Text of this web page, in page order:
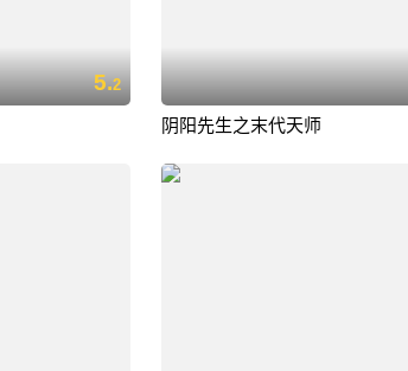
5.2
阴阳先生之末代天师